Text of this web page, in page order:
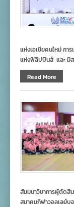
แห่งเอเชียคนใหม่ กา
แห่งฟิลิปปินส์ และ มิส
Read More
สัมมนาวิชาการผู้ตัดสิ
สมาคมกีฬาวอลเลย์บ